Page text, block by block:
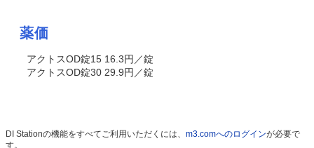
薬価
アクトスOD錠15 16.3円／錠
アクトスOD錠30 29.9円／錠
DI Stationの機能をすべてご利用いただくには、 m3.comへのログインが必要で
す。